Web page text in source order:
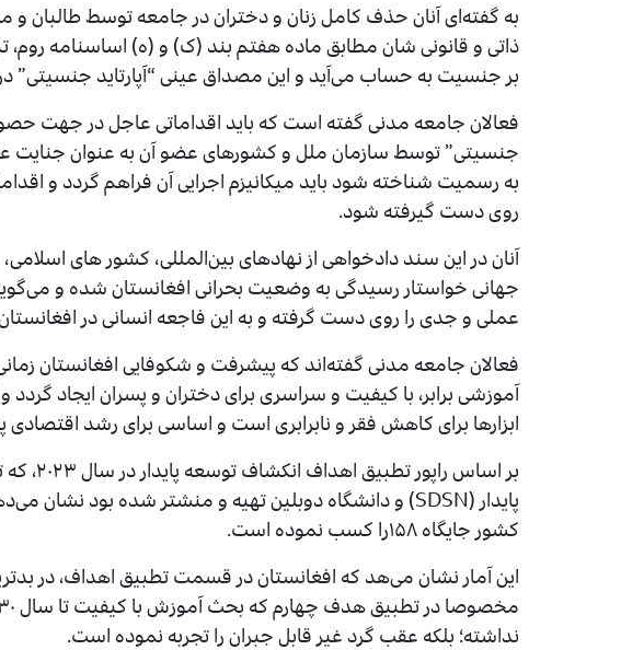
به گفته‌ای آنان حذف کامل زنان و دختران در جامعه توسط طالبان و
ذاتی و قانونی شان مطابق ماده هفتم بند (ک) و (ه) اساسنامه
بر جنسیت به حساب می‌آید و این مصداق عینی “آپارتاید جنسیتی”
فعالان جامعه مدنی گفته است که باید اقداماتی عاجل در جهت حصول
جنسیتی” توسط سازمان ملل و کشورهای عضو آن به عنوان جنایت
به رسمیت شناخته شود باید میکانیزم اجرایی آن فراهم گردد و
روی دست گیرفته شود.
آنان در این سند دادخواهی از نهادهای بین‌المللی، کشور های
جهانی خواستار رسیدگی به وضعیت بحرانی افغانستان شده و
عملی و جدی را روی دست گرفته و به این فاجعه انسانی در افغانستان
فعالان جامعه مدنی گفته‌اند که پیشرفت و شکوفایی افغانستان
آموزشی برابر، با کیفیت و سراسری برای دختران و پسران ایجاد
ابزارها برای کاهش فقر و نابرابری است و اساسی برای رشد اقتصادی
بر اساس
کشور جایگاه ۱۵۸را کسب نموده است.
این آمار نشان می‌هد که افغانستان در قسمت تطبیق اهداف، در
نداشته؛ بلکه عقب گرد غیر قابل جبران را تجربه نموده است.